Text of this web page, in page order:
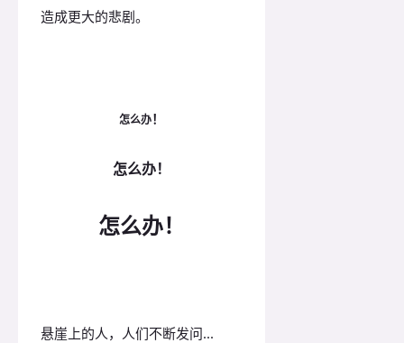
造成更大的悲剧。
怎么办！
怎么办！
怎么办！
悬崖上的人，人们不断发问...